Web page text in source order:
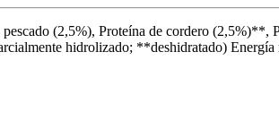
(2,5%), Proteína de cordero (2,5%)**,
hidrolizado; **deshidratado)